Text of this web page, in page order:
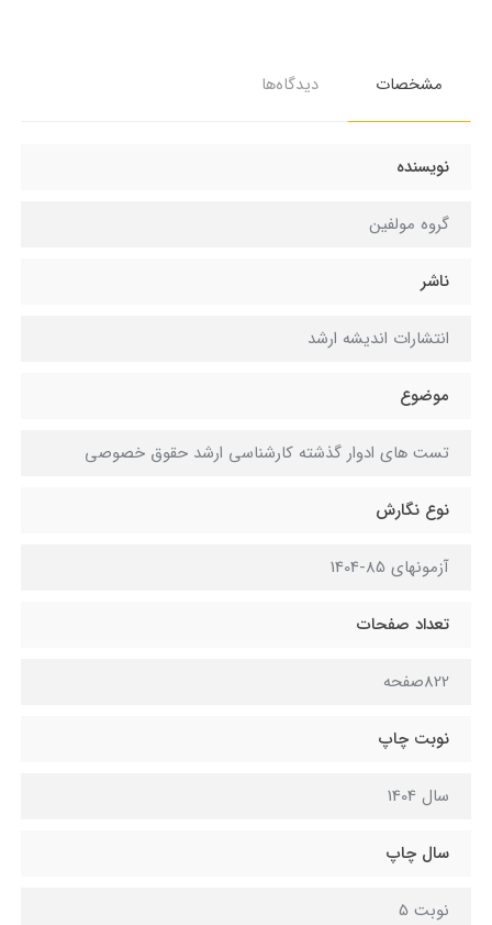
مشخصات دیدگاه‌ها
نویسنده
گروه مولفین
ناشر
انتشارات اندیشه ارشد
موضوع
تست هاي ادوار گذشته کارشناسي ارشد حقوق خصوصي
نوع نگارش
آزمونهاي 85-1404
تعداد صفحات
822صفحه
نوبت چاپ
سال 1404
سال چاپ
نوبت 5